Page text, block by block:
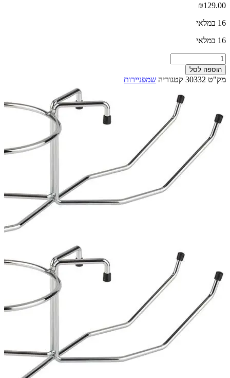
₪129.00
16 במלאי
16 במלאי
כמות
של
מתלה
נצמד
49X20
ס"מ
APS
הוספה לסל
מק"ט 30332 קטגוריה שמפניירות